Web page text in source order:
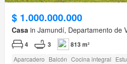
$ 1.000.000.000
Casa in Jamundí, Departamento de
4 3 813 m²
Aparcadero Balcón Cocina integral